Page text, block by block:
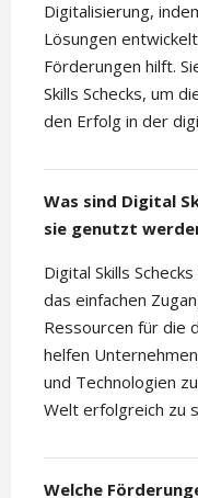
Digitalisierung,
Lösungen
Förderungen hilft.
Skills Schecks, um
den Erfolg in der
Was sind Digital
sie genutzt
Digital Skills
das einfachen
Ressourcen für die
helfen
und Technologien
Welt erfolgreich zu
Welche